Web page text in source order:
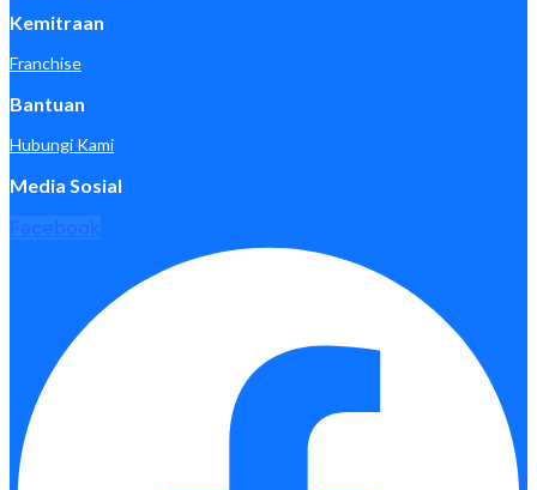
Kemitraan
Franchise
Bantuan
Hubungi Kami
Media Sosial